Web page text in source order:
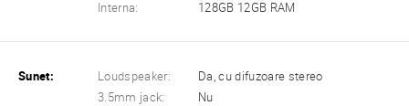
Interna:
128GB 12GB RAM
Sunet: Loudspeaker:
Da, cu difuzoare stereo
3.5mm jack:
Nu